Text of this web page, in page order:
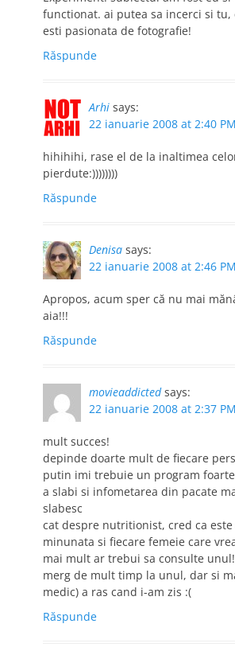
functionat. ai putea sa incerci si tu,
esti pasionata de fotografie!
Răspunde
Arhi says:
22 ianuarie 2008 at 2:40 PM
hihihihi, rase el de la inaltimea
pierdute:))))))))
Răspunde
Denisa says:
22 ianuarie 2008 at 2:46 PM
Apropos, acum sper că nu mai
aia!!!
Răspunde
movieaddicted says:
22 ianuarie 2008 at 2:37 PM
mult succes!
depinde doarte mult de fiecare
putin imi trebuie un program
a slabi si infometarea din pacate
slabesc
cat despre nutritionist, cred ca este
minunata si fiecare femeie care
mai mult ar trebui sa consulte
merg de mult timp la unul, dar si
medic) a ras cand i-am zis :(
Răspunde